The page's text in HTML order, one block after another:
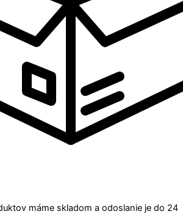
máme skladom a odoslanie je do 24